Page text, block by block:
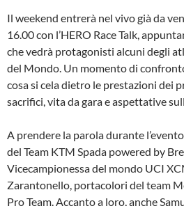
Il weekend entrerà nel vivo già da
16.00 con l’HERO Race Talk,
che vedrà protagonisti alcuni degli
del Mondo. Un momento di
cosa si cela dietro le prestazioni dei
sacrifici, vita da gara e aspettative
A prendere la parola durante
del Team KTM Spada powered by
Vicecampionessa del mondo UCI
Zarantonello, portacolori del team
Pro Team. Accanto a loro, anche